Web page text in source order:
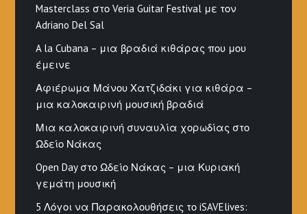
Masterclass στο Veria Guitar Festival με τον
Adriano Del Sal
A la Cubana – μια βραδιά κιθάρας που μου
έμεινε
Αφιέρωμα Μάνου Χατζιδάκι για κιθάρα –
μια καλοκαιρινή μουσική βραδιά
Μια καλοκαιρινή συναυλία χορωδίας στο
Ωδείο Νάκας
Open Day στο Ωδείο Νάκας – μια Κυριακή
γεμάτη μουσική
5 Λόγοι να Παρακολουθήσεις το iSAVElives: